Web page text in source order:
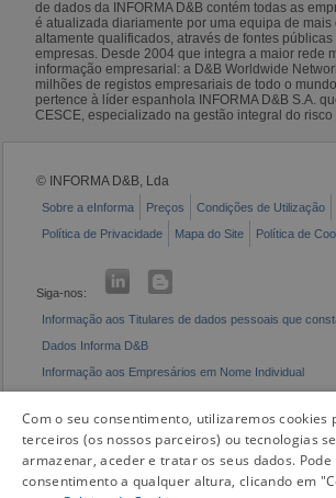
de dados da INFORMA D&B contém todas as
é atualizada diariamente por uma equipa de mais
altamente qualificados, através de fontes
empresas. Desde 2004 que integra a maior rede
informação empresarial: a D&B Worldwide
milhões de registos empresariais de todo o
pertence à líder espanhola INFORMA D&B S.A.
CESCE, especializado na gestão integral do risco
© INFORMA D&B, Lda
Sobre a eInforma Preços Condições de Utilização
Política de Privacidade
Mapa do Site Política de
Siga-nos:
Informação aos Titulares de dados pessoais que
Dados Informa D&B
Informação aos Empresários em Nome Individual
Com o seu consentimento, utilizaremos cookies
terceiros (os nossos parceiros) ou tecnologias
armazenar, aceder e tratar os seus dados.
consentimento a qualquer altura, clicando em